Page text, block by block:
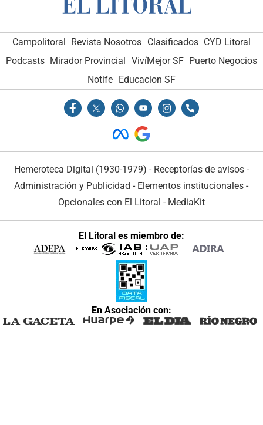
Campolitoral Revista Nosotros Clasificados CYD Litoral
Podcasts Mirador Provincial VivíMejor SF Puerto Negocios
Notife Educacion SF
Hemeroteca Digital (1930-1979) - Receptorías de avisos -
Administración y Publicidad - Elementos institucionales -
Opcionales con El Litoral - MediaKit
El Litoral es miembro de:
En Asociación con: